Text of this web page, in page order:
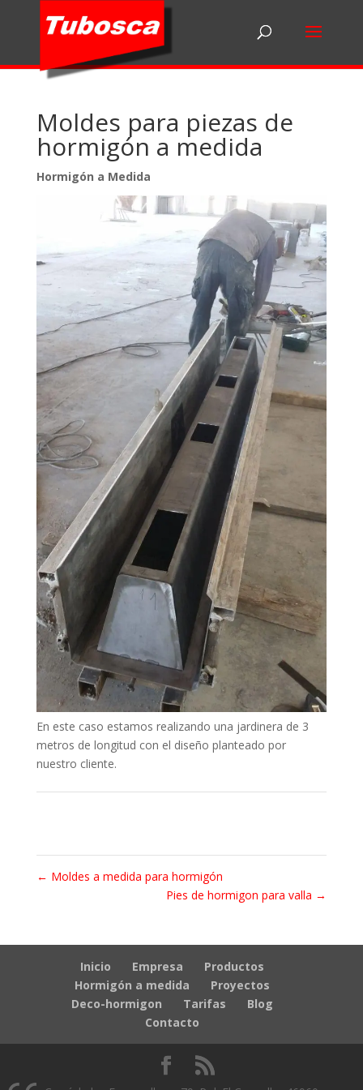
Moldes para piezas de
hormigón a medida
Hormigón a Medida
En este caso estamos realizando una jardinera de 3
metros de longitud con el diseño planteado por
nuestro cliente.
← Moldes a medida para hormigón
Pies de hormigon para valla →
Inicio Empresa
Productos
Hormigón a medida
Proyectos
Deco-hormigon
Tarifas
Blog
Contacto